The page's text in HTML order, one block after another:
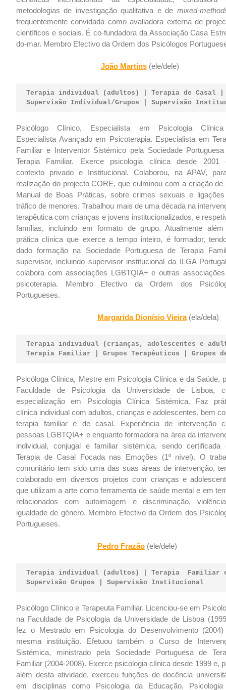
metodologias de investigação qualitativa e de mixed-
frequentemente convidada como avaliadora externa de
científicos e sociais. É co-fundadora da Associação Casa
do-mar. Membro Efectivo da Ordem dos Psicólogos
João Martins(ele/dele)
Terapia individual (adultos) | Terapia de Casal
Supervisão Individual/Grupos | Supervisão
Psicólogo Clínico, Especialista em Psicologia
Especialista Avançado em Psicoterapia. Especialista em
Familiar e Interventor Sistémico pela Sociedade
Terapia Familiar. Exerce psicologia clínica desde 2001
contexto privado e Institucional. Colaborou, na APAV,
realização do projecto CORE, que culminou com a criação de
Manual de Boas Práticas, sobre crimes sexuais e
tráfico de menores. Trabalhou mais de uma década na
terapêutica com crianças e jovens institucionalizados, e
famílias, incluindo em formato de grupo. Atualmente
prática clínica que exerce a tempo inteiro, é formador,
dado formação na Sociedade Portuguesa de Terapia
supervisor, incluindo supervisor institucional da ILGA
colabora com associações LGBTQIA+ e outras
psicoterapia. Membro Efectivo da Ordem dos
Portugueses.
Margarida Dionísio Vieira (ela/dela)
Terapia individual (crianças, adolescentes e
Terapia Familiar | Grupos Terapêuticos | Grupos
Psicóloga Clínica, Mestre em Psicologia Clínica e da Saúde,
Faculdade de Psicologia da Universidade de Lisboa,
especialização em Psicologia Clínica Sistémica. Faz
clínica individual com adultos, crianças e adolescentes, bem
terapia familiar e de casal. Experiência de intervenção
pessoas LGBTQIA+ e enquanto formadora na área da
individual, conjugal e familiar sistémica, sendo certificada
Terapia de Casal Focada nas Emoções (1º nível). O
comunitário tem sido uma das suas áreas de intervenção,
colaborado em diversos projetos com crianças e
que utilizam a arte como ferramenta de saúde mental e em
relacionados com autoimagem e discriminação,
igualdade de género. Membro Efectivo da Ordem dos
Portugueses.
Pedro Frazão(ele/dele)
Terapia individual (adultos) | Terapia  Familiar
Supervisão Grupos | Supervisão Institucional
Psicólogo Clínico e Terapeuta Familiar. Licenciou-se em
na Faculdade de Psicologia da Universidade de Lisboa
fez o Mestrado em Psicologia do Desenvolvimento
mesma instituição. Efetuou também o Curso de
Sistémica, ministrado pela Sociedade Portuguesa de
Familiar (2004-2008). Exerce psicologia clínica desde 1999 e,
além desta atividade, exerceu funções de docência
em disciplinas como Psicologia da Educação,